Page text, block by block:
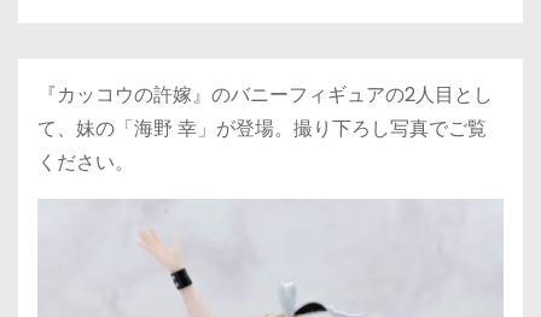
『カッコウの許嫁』のバニーフィギュアの2人目とし
て、妹の「海野 幸」が登場。撮り下ろし写真でご覧
ください。